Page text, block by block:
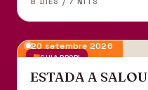
GUIA PROPI
20 setembre 2026
ESTADA A SALOU